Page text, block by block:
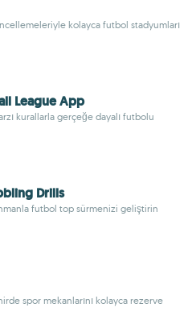
kolayca futbol stadyumları
League App
kurallarla gerçeğe dayalı futbolu
Drills
futbol top sürmenizi geliştirin
spor mekanlarını kolayca rezerve